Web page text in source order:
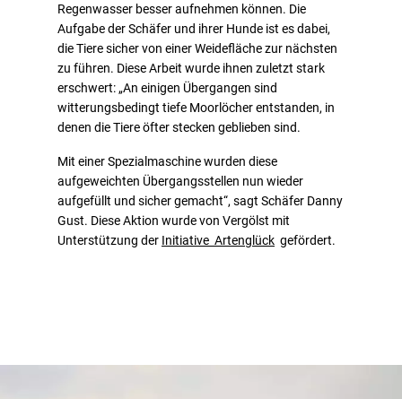
Regenwasser besser aufnehmen können. Die
Aufgabe der Schäfer und ihrer Hunde ist es dabei,
die Tiere sicher von einer Weidefläche zur nächsten
zu führen. Diese Arbeit wurde ihnen zuletzt stark
erschwert: „An einigen Übergangen sind
witterungsbedingt tiefe Moorlöcher entstanden, in
denen die Tiere öfter stecken geblieben sind.
Mit einer Spezialmaschine wurden diese
aufgeweichten Übergangsstellen nun wieder
aufgefüllt und sicher gemacht“, sagt Schäfer Danny
Gust. Diese Aktion wurde von Vergölst mit
Unterstützung der Initiative Artenglück gefördert.